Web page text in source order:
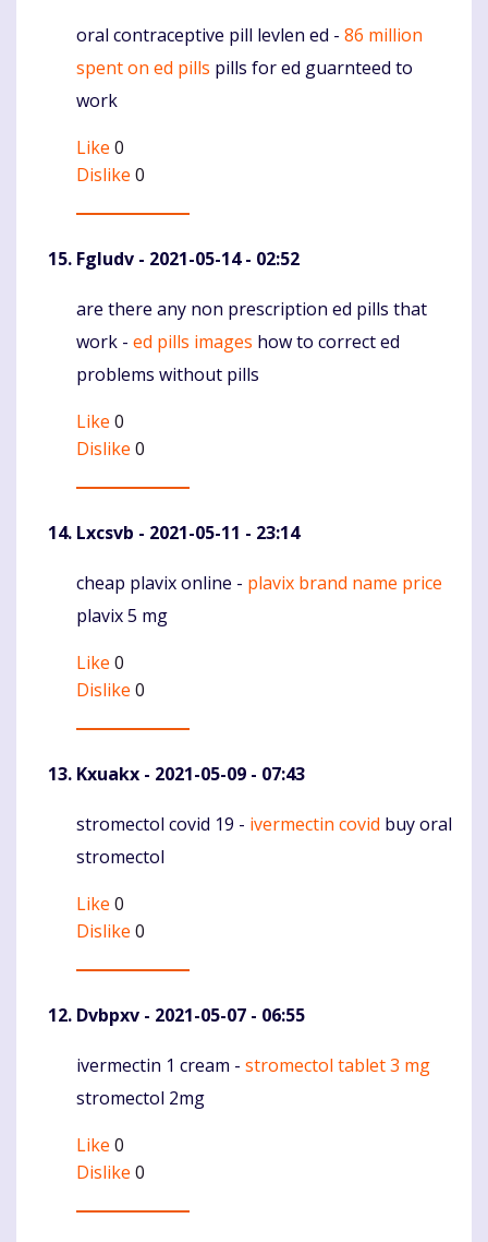
Komentaras
oral contraceptive pill levlen ed - 86 million
spent on ed pills pills for ed guarnteed to
work
Like 0
Dislike 0
Fgludv - 2021-05-14 - 02:52
Komentaras
are there any non prescription ed pills that
work - ed pills images how to correct ed
problems without pills
Like 0
Dislike 0
Lxcsvb - 2021-05-11 - 23:14
Komentaras
cheap plavix online - plavix brand name price
plavix 5 mg
Like 0
Dislike 0
Kxuakx - 2021-05-09 - 07:43
Komentaras
stromectol covid 19 - ivermectin covid buy oral
stromectol
Like 0
Dislike 0
Dvbpxv - 2021-05-07 - 06:55
Komentaras
ivermectin 1 cream - stromectol tablet 3 mg
stromectol 2mg
Like 0
Dislike 0